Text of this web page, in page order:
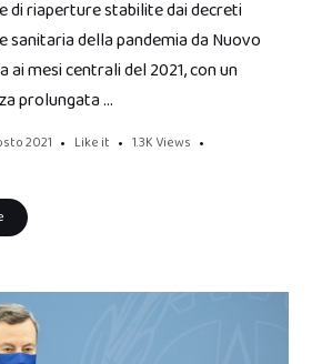
di riaperture stabilite dai decreti
sanitaria della pandemia da Nuovo
ai mesi centrali del 2021, con un
prolungata …
2021 Like it 1.3K Views